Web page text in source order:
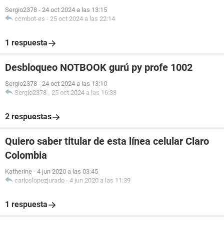
Sergio2378 - 24 oct 2024 a las 13:15
ccmbot-es - 25 oct 2024 a las 22:14
1 respuesta
Desbloqueo NOTBOOK gurú py profe 1002
Sergio2378 - 24 oct 2024 a las 13:10
Sergio2378 - 25 oct 2024 a las 16:38
2 respuestas
Quiero saber titular de esta línea celular Claro
Colombia
Katherine - 4 jun 2020 a las 03:45
carloslopezjurado - 4 jun 2020 a las 11:39
1 respuesta